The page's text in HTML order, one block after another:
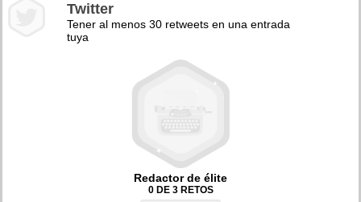
Twitter
Tener al menos 30 retweets en una entrada
tuya
Redactor de élite
0 DE 3 RETOS